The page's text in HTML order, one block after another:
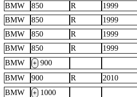
BMW
850 R 1999
BMW
850 R 1999
BMW
850 R 1999
BMW
850 R 1999
BMW
+ 900
BMW
900 R 2010
BMW
+ 1000